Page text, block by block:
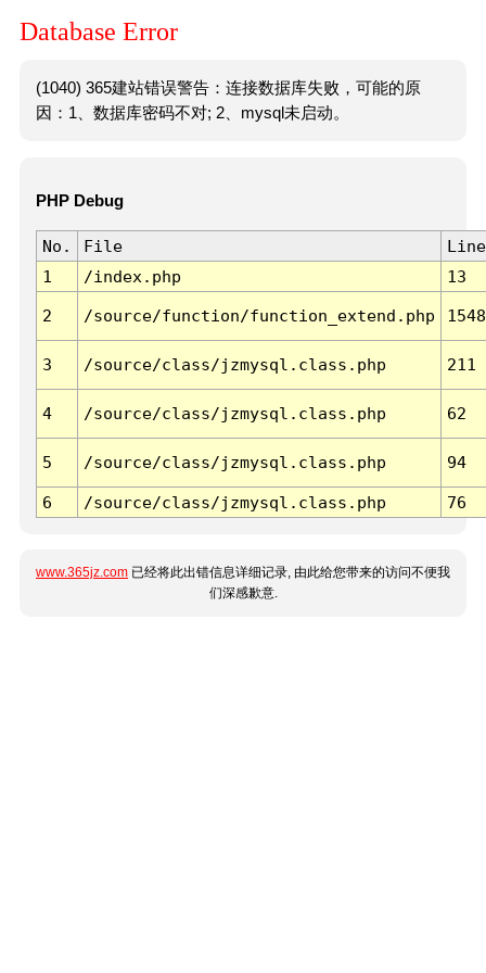
Database Error
(1040) 365建站错误警告：连接数据库失败，可能的原
因：1、数据库密码不对; 2、mysql未启动。
PHP Debug
No. File
Line
1
/index.php 13
2 /source/function/function_extend.php 1548
3 /source/class/jzmysql.class.php 211
4 /source/class/jzmysql.class.php 62
5 /source/class/jzmysql.class.php 94
6 /source/class/jzmysql.class.php 76
www.365jz.com 已经将此出错信息详细记录, 由此给您带来的访问不便我
们深感歉意.